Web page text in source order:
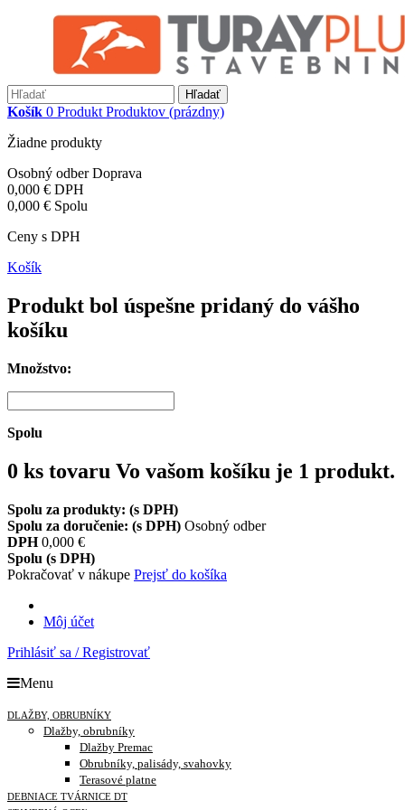
Hľadať
Košík 0 Produkt Produktov (prázdny)
Žiadne produkty
Osobný odberDoprava
0,000 € DPH
0,000 € Spolu
Ceny s DPH
Košík
Produkt bol úspešne pridaný do vášho
košíku
Množstvo:
Spolu
0 ks tovaru Vo vašom košíku je 1 produkt.
Spolu za produkty: (s DPH)
Spolu za doručenie: (s DPH) Osobný odber
DPH 0,000 €
Spolu (s DPH)
Pokračovať v nákupe Prejsť do košíka
Môj účet
Prihlásiť sa / Registrovať
Menu
DLAŽBY, OBRUBNÍKY
Dlažby, obrubníky
Dlažby Premac
Obrubníky, palisády, svahovky
Terasové platne
DEBNIACE TVÁRNICE DT